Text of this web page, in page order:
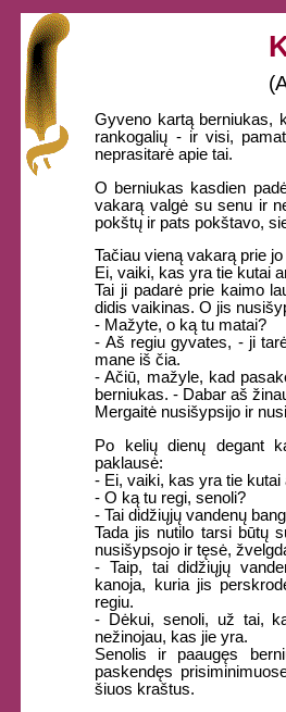
Gyveno kartą berniukas,
rankogalių - ir visi,
neprasitarė apie tai.
O berniukas kasdien
vakarą valgė su senu ir
pokštų ir pats pokštavo,
Tačiau vieną vakarą prie
Ei, vaiki, kas yra tie kutai
Tai ji padarė prie kaimo
didis vaikinas. O jis
- Mažyte, o ką tu matai?
- Aš regiu gyvates, - ji
mane iš čia.
- Ačiū, mažyle, kad
berniukas. - Dabar aš
Mergaitė nusišypsijo ir
Po kelių dienų degant
paklausė:
- Ei, vaiki, kas yra tie kutai
- O ką tu regi, senoli?
- Tai didžiųjų vandenų
Tada jis nutilo tarsi būtų
nusišypsojo ir tęsė,
- Taip, tai didžiųjų
kanoja, kuria jis
regiu.
- Dėkui, senoli, už tai,
nežinojau, kas jie yra.
Senolis ir paaugęs
paskendęs
šiuos kraštus.